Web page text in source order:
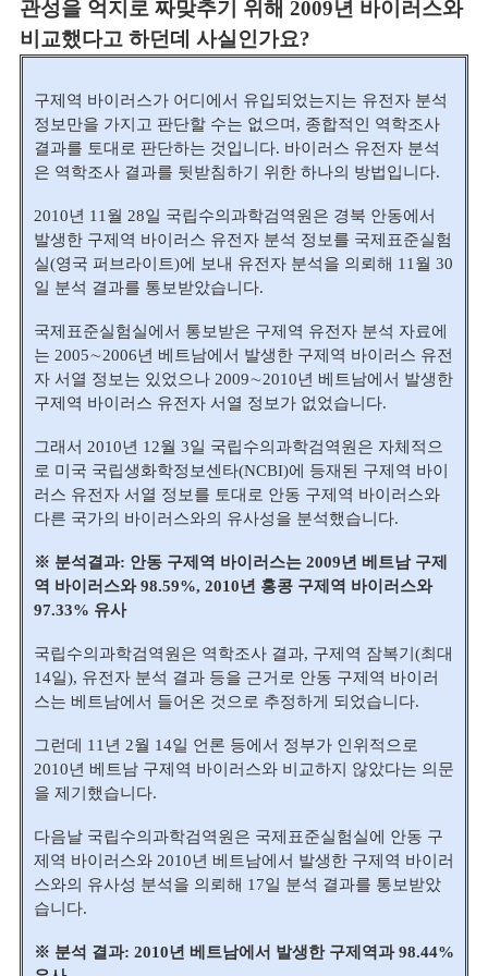
관성을 억지로 짜맞추기 위해 2009년 바이러스와
비교했다고 하던데 사실인가요?
구제역 바이러스가 어디에서 유입되었는지는 유전자 분석
정보만을 가지고 판단할 수는 없으며, 종합적인 역학조사
결과를 토대로 판단하는 것입니다. 바이러스 유전자 분석
은 역학조사 결과를 뒷받침하기 위한 하나의 방법입니다.
2010년 11월 28일 국립수의과학검역원은 경북 안동에서
발생한 구제역 바이러스 유전자 분석 정보를 국제표준실험
실(영국 퍼브라이트)에 보내 유전자 분석을 의뢰해 11월 30
일 분석 결과를 통보받았습니다.
국제표준실험실에서 통보받은 구제역 유전자 분석 자료에
는 2005∼2006년 베트남에서 발생한 구제역 바이러스 유전
자 서열 정보는 있었으나 2009∼2010년 베트남에서 발생한
구제역 바이러스 유전자 서열 정보가 없었습니다.
그래서 2010년 12월 3일 국립수의과학검역원은 자체적으
로 미국 국립생화학정보센타(NCBI)에 등재된 구제역 바이
러스 유전자 서열 정보를 토대로 안동 구제역 바이러스와
다른 국가의 바이러스와의 유사성을 분석했습니다.
※ 분석결과: 안동 구제역 바이러스는 2009년 베트남 구제
역 바이러스와 98.59%, 2010년 홍콩 구제역 바이러스와
97.33% 유사
국립수의과학검역원은 역학조사 결과, 구제역 잠복기(최대
14일), 유전자 분석 결과 등을 근거로 안동 구제역 바이러
스는 베트남에서 들어온 것으로 추정하게 되었습니다.
그런데 11년 2월 14일 언론 등에서 정부가 인위적으로
2010년 베트남 구제역 바이러스와 비교하지 않았다는 의문
을 제기했습니다.
다음날 국립수의과학검역원은 국제표준실험실에 안동 구
제역 바이러스와 2010년 베트남에서 발생한 구제역 바이러
스와의 유사성 분석을 의뢰해 17일 분석 결과를 통보받았
습니다.
※ 분석 결과: 2010년 베트남에서 발생한 구제역과 98.44%